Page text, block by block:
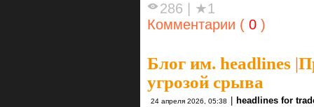
286
★1
Комментарии ( 0 )
Блог им. headlines |
угрозой срыва
24 апреля 2026, 05:38 headlines for